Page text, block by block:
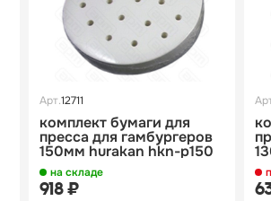
Арт.12711
комплект бумаги для
пресса для гамбургеров
150мм hurakan hkn-p150
на складе
918 ₽